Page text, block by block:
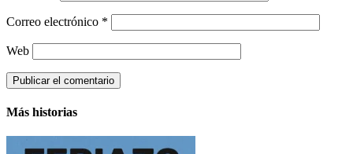
Correo electrónico *
Web
Más historias